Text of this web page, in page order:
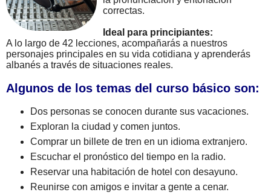
correctas.
Ideal para principiantes:
A lo largo de 42 lecciones, acompañarás a nuestros
personajes principales en su vida cotidiana y aprenderás
albanés a través de situaciones reales.
Algunos de los temas del curso básico son:
Dos personas se conocen durante sus vacaciones.
Exploran la ciudad y comen juntos.
Comprar un billete de tren en un idioma extranjero.
Escuchar el pronóstico del tiempo en la radio.
Reservar una habitación de hotel con desayuno.
Reunirse con amigos e invitar a gente a cenar.